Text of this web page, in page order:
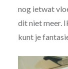
nog ietwat
dit niet meer.
kunt je